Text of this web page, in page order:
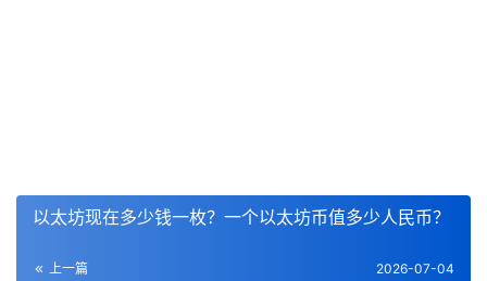
以太坊现在多少钱一枚？一个以太坊币值多少人民币？
上一篇 2026-07-04